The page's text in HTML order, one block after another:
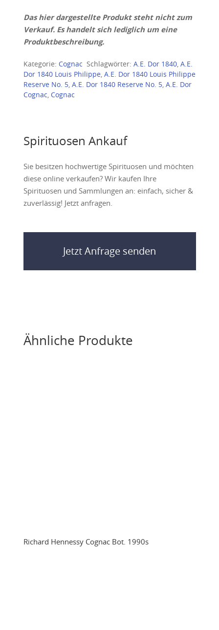
Das hier dargestellte Produkt steht nicht zum
Verkauf. Es handelt sich lediglich um eine
Produktbeschreibung.
Kategorie: Cognac Schlagwörter: A.E. Dor 1840, A.E.
Dor 1840 Louis Philippe, A.E. Dor 1840 Louis Philippe
Reserve No. 5, A.E. Dor 1840 Reserve No. 5, A.E. Dor
Cognac, Cognac
Spirituosen Ankauf
Sie besitzen hochwertige Spirituosen und möchten
diese online verkaufen? Wir kaufen Ihre
Spirituosen und Sammlungen an: einfach, sicher &
zuverlässig! Jetzt anfragen.
Jetzt Anfrage senden
Ähnliche Produkte
Richard Hennessy Cognac Bot. 1990s